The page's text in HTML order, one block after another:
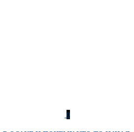
0